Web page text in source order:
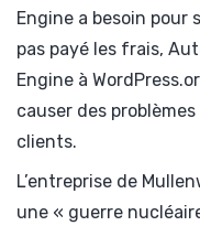
Engine a besoin pour
pas payé les frais,
Engine à
causer des
clients.
L’entreprise de
une « guerre